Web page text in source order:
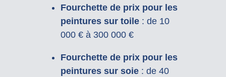
Fourchette de prix pour les
peintures sur toile: de 10
000 € à 300 000 €
Fourchette de prix pour les
peintures sur soie: de 40